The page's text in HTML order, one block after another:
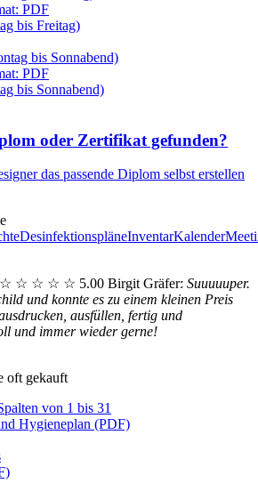
PDF
bis Freitag)
PDF
bis Sonnabend)
oder Zertifikat gefunden?
das passende Diplom selbst erstellen
DesinfektionspläneInventarKalender
☆ ☆ ☆ ☆ ☆ 5.00 Birgit Gräfer: Suuuuuper.
und konnte es zu einem kleinen Preis
ausfüllen, fertig und
und immer wieder gerne!
oft gekauft
von 1 bis 31
Hygieneplan (PDF)